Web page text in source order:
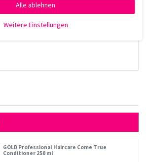
GOLD Professional Haircare Come True
Conditioner 250 ml
Alle ablehnen
Weitere Einstellungen